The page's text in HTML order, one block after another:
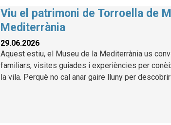
Viu el patrimoni de Torroella de
Mediterrània
29.06.2026
Aquest estiu, el Museu de la Mediterrània us
familiars, visites guiades i experiències per
la vila. Perquè no cal anar gaire lluny per